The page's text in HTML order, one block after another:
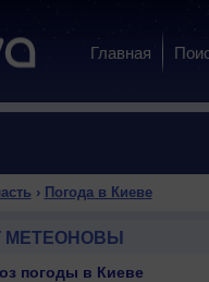
Главная
› Погода в Киеве
МЕТЕОНОВЫ
погоды в Киеве